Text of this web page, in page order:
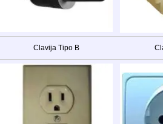
Clavija Tipo B